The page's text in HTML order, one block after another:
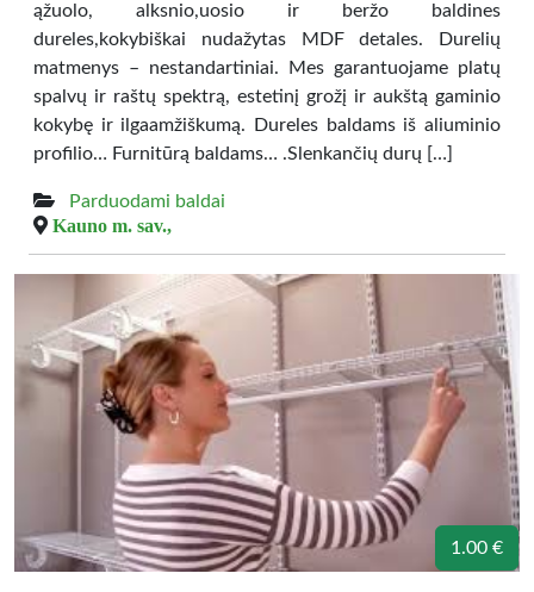
ąžuolo, alksnio,uosio ir beržo baldines
dureles,kokybiškai nudažytas MDF detales. Durelių
matmenys – nestandartiniai. Mes garantuojame platų
spalvų ir raštų spektrą, estetinį grožį ir aukštą gaminio
kokybę ir ilgaamžiškumą. Dureles baldams iš aliuminio
profilio… Furnitūrą baldams… .Slenkančių durų […]
Parduodami baldai
Kauno m. sav.,
1.00 €